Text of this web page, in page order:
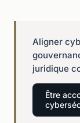
Aligner
juridique
Être